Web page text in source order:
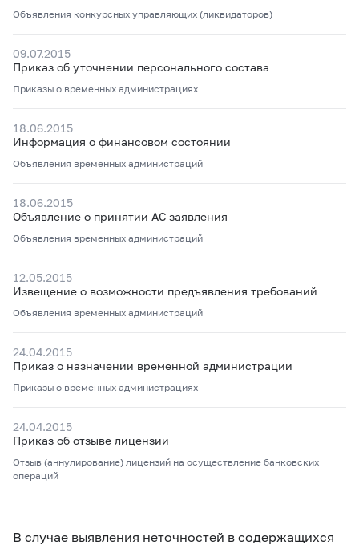
Объявления конкурсных управляющих (ликвидаторов)
09.07.2015
Приказ об уточнении персонального состава
Приказы о временных администрациях
18.06.2015
Информация о финансовом состоянии
Объявления временных администраций
18.06.2015
Объявление о принятии АС заявления
Объявления временных администраций
12.05.2015
Извещение о возможности предъявления требований
Объявления временных администраций
24.04.2015
Приказ о назначении временной администрации
Приказы о временных администрациях
24.04.2015
Приказ об отзыве лицензии
Отзыв (аннулирование) лицензий на осуществление банковских
операций
В случае выявления неточностей в содержащихся